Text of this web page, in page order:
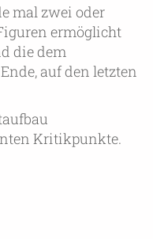
mal zwei oder
ermöglicht
die dem
auf den letzten
Kritikpunkte.